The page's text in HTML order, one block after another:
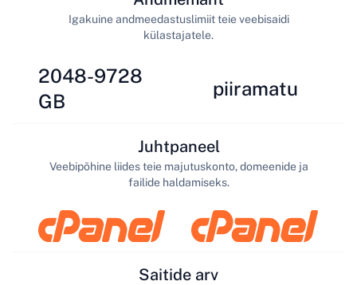
2048-9728
GB
Igakuine andmeedastuslimiit teie veebisaidi
külastajatele.
piiramatu
Juhtpaneel
Veebipõhine liides teie majutuskonto, domeenide ja
failide haldamiseks.
Saitide arv